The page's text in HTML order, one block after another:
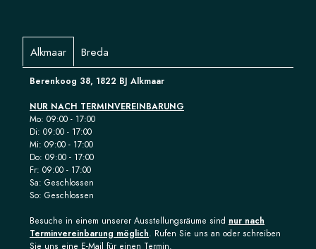
Alkmaar Breda
Berenkoog 38, 1822 BJ Alkmaar
NUR NACH TERMINVEREINBARUNG
Mo: 09:00 - 17:00
Di: 09:00 - 17:00
Mi: 09:00 - 17:00
Do: 09:00 - 17:00
Fr: 09:00 - 17:00
Sa: Geschlossen
So: Geschlossen
Besuche in einem unserer Ausstellungsräume sind nur nach
Terminvereinbarung möglich. Rufen Sie uns an oder schreiben
Sie uns eine E-Mail für einen Termin.